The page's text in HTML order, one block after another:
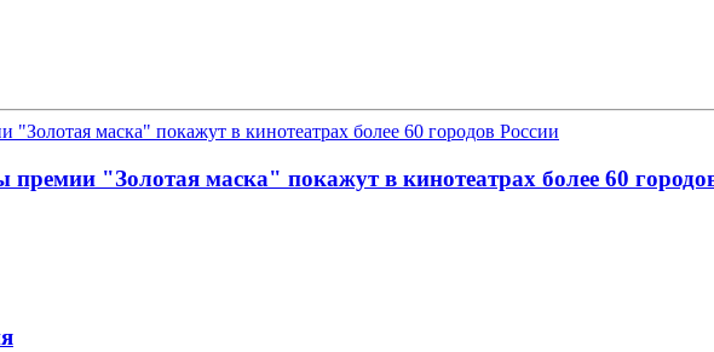
"Золотая маска" покажут в кинотеатрах более 60